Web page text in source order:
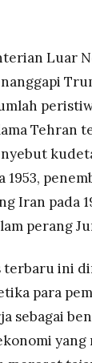
Luar
Tehran
1953,
Iran pada
perang
terbaru ini
para
sebagai
yang